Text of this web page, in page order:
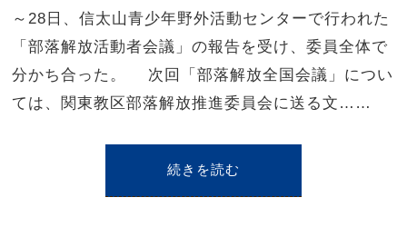
～28日、信太山青少年野外活動センターで行われた
「部落解放活動者会議」の報告を受け、委員全体で
分かち合った。 次回「部落解放全国会議」につい
ては、関東教区部落解放推進委員会に送る文……
続きを読む